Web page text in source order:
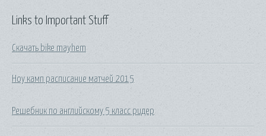
Links to Important Stuff
Скачать bike mayhem
Ноу камп расписание матчей 2015
Решебник по английскому 5 класс ридер